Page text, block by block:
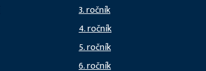
3. ročník
4. ročník
5. ročník
6. ročník